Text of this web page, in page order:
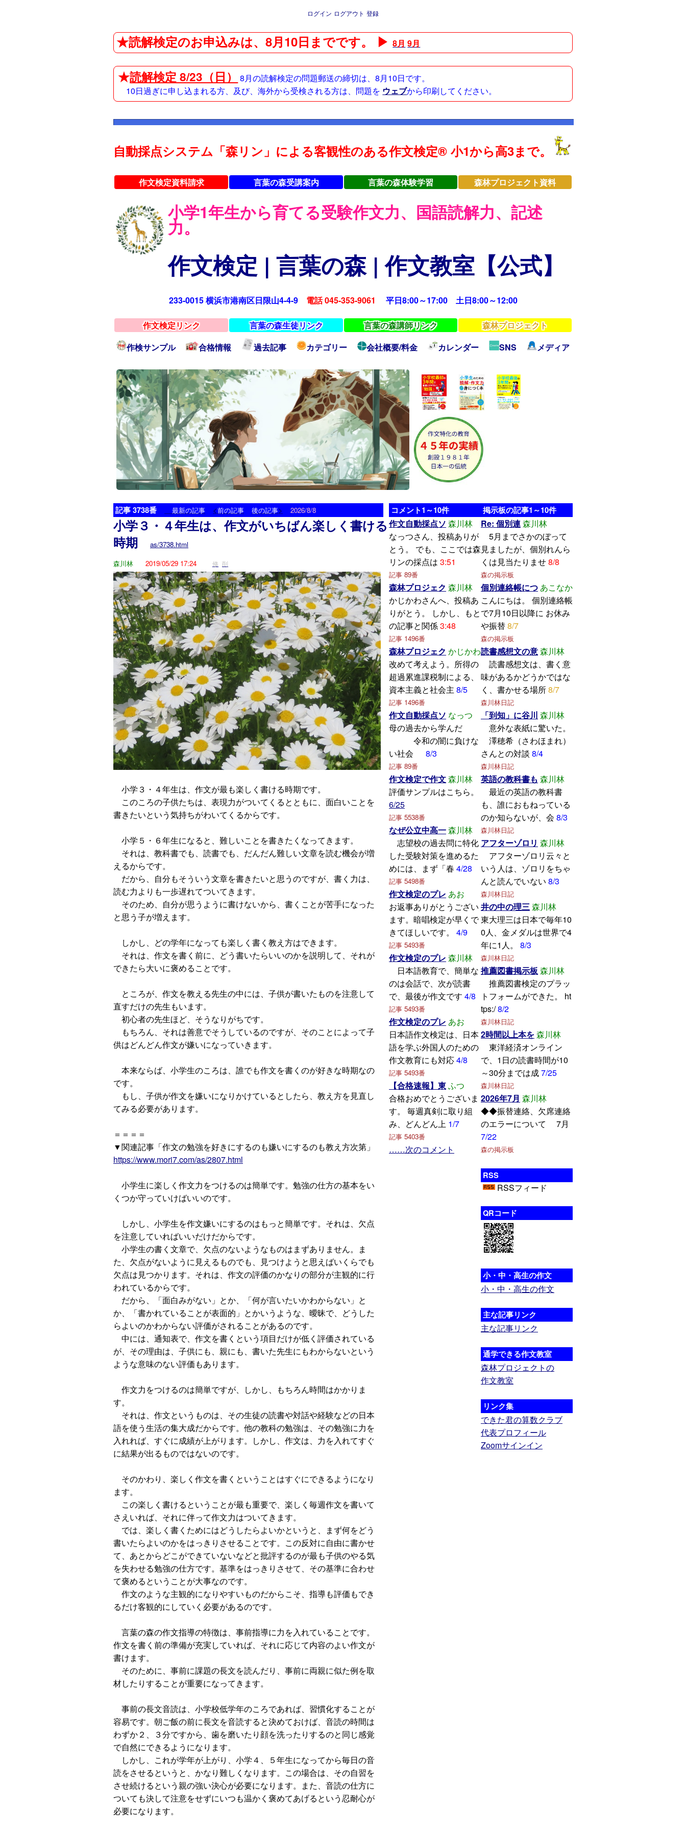
ログイン ログアウト 登録
★読解検定のお申込みは、8月10日までです。 ▶8月 9月
★読解検定 8/23（日）
8月の読解検定の問題郵送の締切は、8月10日です。
10日過ぎに申し込まれる方、及び、海外から受検される方は、問題を ウェブから印刷してください。
自動採点システム「森リン」による客観性のある作文検定® 小1から高3まで。
作文検定資料請求 言葉の森受講案内 言葉の森体験学習 森林プロジェクト資料
小学1年生から育てる受験作文力、国語読解力、記述
力。
作文検定 | 言葉の森 | 作文教室【公式】
233-0015 横浜市港南区日限山4-4-9 電話 045-353-9061 平日8:00～17:00 土日8:00～12:00
作文検定リンク 言葉の森生徒リンク 言葉の森講師リンク
森林プロジェクト
作検サンプル
合格情報 過去記事 カテゴリー 会社概要/料金 カレンダー SNS メディア
記事 3738番 最新の記事 <前の記事 後の記事> 2026/8/8
小学３・４年生は、作文がいちばん楽しく書ける
時期
as/3738.html
森川林
2019/05/29 17:24 修 削
小学３・４年生は、作文が最も楽しく書ける時期です。
このころの子供たちは、表現力がついてくるとともに、面白いことを
書きたいという気持ちがわいてくるからです。
小学５・６年生になると、難しいことを書きたくなってきます。
それは、教科書でも、読書でも、だんだん難しい文章を読む機会が増
えるからです。
だから、自分もそういう文章を書きたいと思うのですが、書く力は、
読む力よりも一歩遅れてついてきます。
そのため、自分が思うように書けないから、書くことが苦手になった
と思う子が増えます。
しかし、どの学年になっても楽しく書く教え方はできます。
それは、作文を書く前に、どう書いたらいいのかを説明して、それが
できたら大いに褒めることです。
ところが、作文を教える先生の中には、子供が書いたものを注意して
直すだけの先生もいます。
初心者の先生ほど、そうなりがちです。
もちろん、それは善意でそうしているのですが、そのことによって子
供はどんどん作文が嫌いになっていきます。
本来ならば、小学生のころは、誰でも作文を書くのが好きな時期なの
です。
もし、子供が作文を嫌いになりかけているとしたら、教え方を見直し
てみる必要があります。
＝＝＝＝
▼関連記事「作文の勉強を好きにするのも嫌いにするのも教え方次第」
https://www.mori7.com/as/2807.html
小学生に楽しく作文力をつけるのは簡単です。勉強の仕方の基本をい
くつか守っていけばいいのです。
しかし、小学生を作文嫌いにするのはもっと簡単です。それは、欠点
を注意していればいいだけだからです。
小学生の書く文章で、欠点のないようなものはまずありません。ま
た、欠点がないように見えるものでも、見つけようと思えばいくらでも
欠点は見つかります。それは、作文の評価のかなりの部分が主観的に行
われているからです。
だから、「面白みがない」とか、「何が言いたいかわからない」と
か、「書かれていることが表面的」とかいうような、曖昧で、どうした
らよいのかわからない評価がされることがあるのです。
中には、通知表で、作文を書くという項目だけが低く評価されている
が、その理由は、子供にも、親にも、書いた先生にもわからないという
ような意味のない評価もあります。
作文力をつけるのは簡単ですが、しかし、もちろん時間はかかりま
す。
それは、作文というものは、その生徒の読書や対話や経験などの日本
語を使う生活の集大成だからです。他の教科の勉強は、その勉強に力を
入れれば、すぐに成績が上がります。しかし、作文は、力を入れてすぐ
に結果が出るものではないのです。
そのかわり、楽しく作文を書くということはすぐにできるようになり
ます。
この楽しく書けるということが最も重要で、楽しく毎週作文を書いて
さえいれば、それに伴って作文力はついてきます。
では、楽しく書くためにはどうしたらよいかというと、まず何をどう
書いたらよいのかをはっきりさせることです。この反対に自由に書かせ
て、あとからどこができていないなどと批評するのが最も子供のやる気
を失わせる勉強の仕方です。基準をはっきりさせて、その基準に合わせ
て褒めるということが大事なのです。
作文のような主観的になりやすいものだからこそ、指導も評価もでき
るだけ客観的にしていく必要があるのです。
言葉の森の作文指導の特徴は、事前指導に力を入れていることです。
作文を書く前の準備が充実していれば、それに応じて内容のよい作文が
書けます。
そのために、事前に課題の長文を読んだり、事前に両親に似た例を取
材したりすることが重要になってきます。
事前の長文音読は、小学校低学年のころであれば、習慣化することが
容易です。朝ご飯の前に長文を音読すると決めておけば、音読の時間は
わずか２、３分ですから、歯を磨いたり顔を洗ったりするのと同じ感覚
で自然にできるようになります。
しかし、これが学年が上がり、小学４、５年生になってから毎日の音
読をさせるというと、かなり難しくなります。この場合は、その自習を
させ続けるという親の強い決心が必要になります。また、音読の仕方に
ついても決して注意をせずにいつも温かく褒めてあげるという忍耐心が
必要になります。
コメント1～10件
作文自動採点ソ 森川林
なっつさん、投稿ありが
とう。 でも、ここでは森
リンの採点は 3:51
記事 89番
森林プロジェク 森川林
かじかわさんへ、投稿あ
りがとう。 しかし、もと
の記事と関係3:48
記事 1496番
森林プロジェク かじかわ
改めて考えよう。所得の
超過累進課税制による、
資本主義と社会主 8/5
記事 1496番
作文自動採点ソ なっつ
母の過去から学んだ
令和の闇に負けな
い社会
8/3
記事 89番
作文検定で作文森川林
評価サンプルはこちら。
6/25
記事 5538番
なぜ公立中高一森川林
志望校の過去問に特化
した受験対策を進めるた
めには、まず「春 4/28
記事 5498番
作文検定のプレ あお
お返事ありがとうござい
ます。暗唱検定が早くで
きてほしいです。
4/9
記事 5493番
作文検定のプレ 森川林
日本語教育で、簡単な
のは会話で、次が読書
で、最後が作文です 4/8
記事 5493番
作文検定のプレ あお
日本語作文検定は、日本
語を学ぶ外国人のための
作文教育にも対応4/8
記事 5493番
【合格速報】東ふつ
合格おめでとうございま
す。 毎週真剣に取り組
み、どんどん上 1/7
記事 5403番
……次のコメント
掲示板の記事1～10件
Re: 個別連森川林
5月までさかのぼって
見ましたが、個別れんら
くは見当たりませ8/8
森の掲示板
個別連絡帳につ あこなか
こんにちは。 個別連絡帳
で7月10日以降に お休み
や振替8/7
森の掲示板
読書感想文の意森川林
読書感想文は、書く意
味があるかどうかではな
く、書かせる場所8/7
森川林日記
「到知」に谷川 森川林
意外な表紙に驚いた。
澤穂希（さわほまれ）
さんとの対談 8/4
森川林日記
英語の教科書も 森川林
最近の英語の教科書
も、誰におもねっている
のか知らないが、会 8/3
森川林日記
アフターゾロリ 森川林
アフターゾロリ云々と
いう人は、ゾロリをちゃ
んと読んでいない 8/3
森川林日記
井の中の理三森川林
東大理三は日本で毎年10
0人、金メダルは世界で4
年に1人。 8/3
森川林日記
推薦図書掲示板森川林
推薦図書検定のプラッ
トフォームができた。 ht
tps:/8/2
森川林日記
2時間以上本を森川林
東洋経済オンライン
で、1日の読書時間が10
～30分までは成7/25
森川林日記
2026年7月 森川林
◆◆振替連絡、欠席連絡
のエラーについて 7月
7/22
森の掲示板
RSS
RSSフィード
QRコード
小・中・高生の作文
小・中・高生の作文
主な記事リンク
主な記事リンク
通学できる作文教室
森林プロジェクトの
作文教室
リンク集
できた君の算数クラブ
代表プロフィール
Zoomサインイン